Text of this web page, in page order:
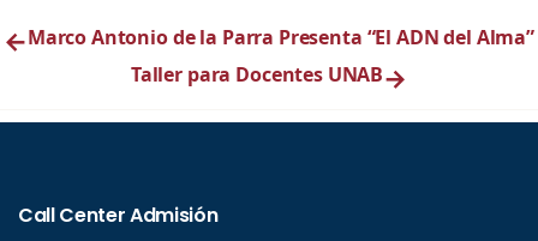
←Marco Antonio de la Parra Presenta “El ADN del Alma”
Taller para Docentes UNAB→